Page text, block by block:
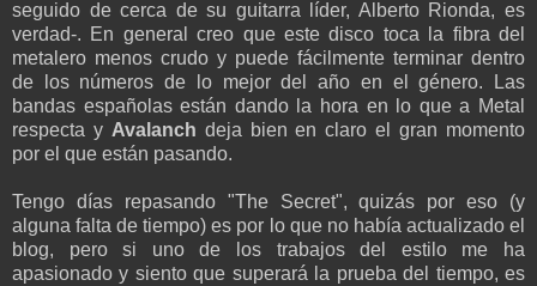
seguido de cerca de su guitarra líder, Alberto Rionda, es
verdad-. En general creo que este disco toca la fibra del
metalero menos crudo y puede fácilmente terminar dentro
de los números de lo mejor del año en el género. Las
bandas españolas están dando la hora en lo que a Metal
respecta y Avalanch deja bien en claro el gran momento
por el que están pasando.
Tengo días repasando "The Secret", quizás por eso (y
alguna falta de tiempo) es por lo que no había actualizado el
blog, pero si uno de los trabajos del estilo me ha
apasionado y siento que superará la prueba del tiempo, es